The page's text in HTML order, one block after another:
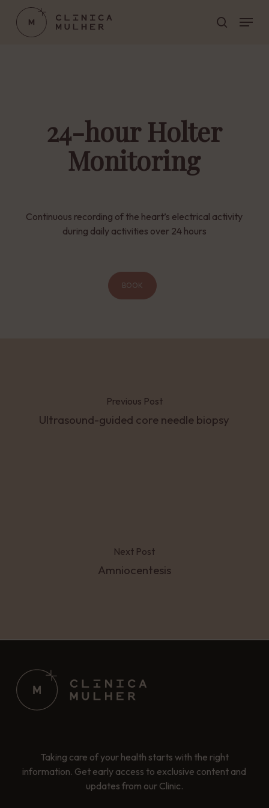
search
Menu
24-hour Holter
Monitoring
Continuous recording of the heart’s electrical activity
during daily activities over 24 hours
BOOK
Previous Post
Ultrasound-guided core needle biopsy
Next Post
Amniocentesis
Taking care of your health starts with the right
information. Get early access to exclusive content and
updates from our Clinic.